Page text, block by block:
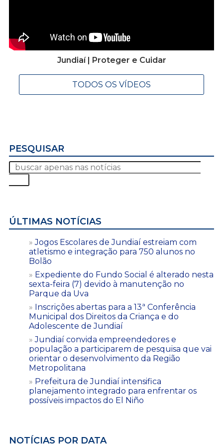
Jundiaí | Proteger e Cuidar
TODOS OS VÍDEOS
PESQUISAR
ÚLTIMAS NOTÍCIAS
Jogos Escolares de Jundiaí estreiam com
atletismo e integração para 750 alunos no
Bolão
Expediente do Fundo Social é alterado nesta
sexta-feira (7) devido à manutenção no
Parque da Uva
Inscrições abertas para a 13ª Conferência
Municipal dos Direitos da Criança e do
Adolescente de Jundiaí
Jundiaí convida empreendedores e
população a participarem de pesquisa que vai
orientar o desenvolvimento da Região
Metropolitana
Prefeitura de Jundiaí intensifica
planejamento integrado para enfrentar os
possíveis impactos do El Niño
NOTÍCIAS POR DATA